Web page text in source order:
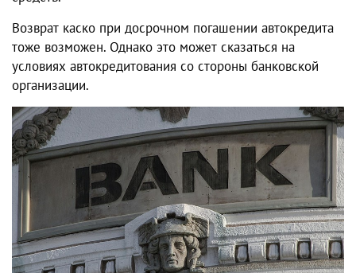
Возврат каско при досрочном погашении автокредита
тоже возможен. Однако это может сказаться на
условиях автокредитования со стороны банковской
организации.